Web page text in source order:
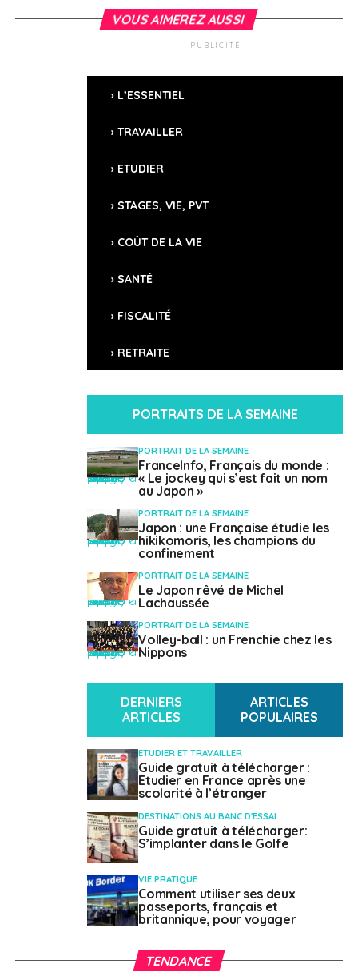
Fumio Kishida (Chef du gouvernement), Naruhito
125,7 millions d’habitants
INDICATIF TÉLÉPHONIQUE
Contacts utiles
Chambre de commerce :
Ambassade de France :www.jp.ambafrance.org
Travailler
› Les conditions légales pour vivre et
Le pays connaît une situation de plein-emploi
souhaitent s’expatrier. Mais cela demande une bonne
connaissance de la langue et des traditions,
Il vous faudra un statut de résident pour travailler au
VOUS AIMEREZ AUSSI
PUBLICITÉ
L’ESSENTIEL
TRAVAILLER
ETUDIER
STAGES, VIE, PVT
COÛT DE LA VIE
SANTÉ
FISCALITÉ
RETRAITE
PORTRAITS DE LA SEMAINE
" class="attachment-mvp-small-thumb size-mvp-small-thumb wp-post-image" alt="" />
PORTRAIT DE LA SEMAINE
FranceInfo, Français du monde :
« Le jockey qui s’est fait un nom
au Japon »
" class="attachment-mvp-small-thumb size-mvp-small-thumb wp-post-image" alt="" />
PORTRAIT DE LA SEMAINE
Japon : une Française étudie les
hikikomoris, les champions du
confinement
" class="attachment-mvp-small-thumb size-mvp-small-thumb wp-post-image" alt="" />
PORTRAIT DE LA SEMAINE
Le Japon rêvé de Michel
Lachaussée
" class="attachment-mvp-small-thumb size-mvp-small-thumb wp-post-image" alt="" />
PORTRAIT DE LA SEMAINE
Volley-ball : un Frenchie chez les
Nippons
DERNIERS
ARTICLES
ARTICLES
POPULAIRES
ETUDIER ET TRAVAILLER
Guide gratuit à télécharger :
Etudier en France après une
scolarité à l’étranger
DESTINATIONS AU BANC D'ESSAI
Guide gratuit à télécharger:
S’implanter dans le Golfe
VIE PRATIQUE
Comment utiliser ses deux
passeports, français et
britannique, pour voyager
TENDANCE